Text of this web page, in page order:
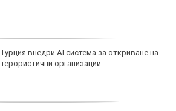
Турция внедри AI система за откриване на
терористични организации